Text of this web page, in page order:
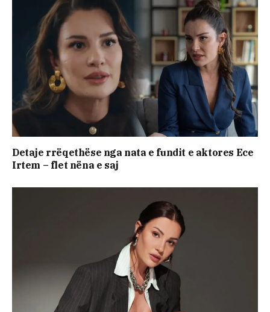
Detaje rrëqethëse nga nata e fundit e aktores Ece
Irtem – flet nëna e saj